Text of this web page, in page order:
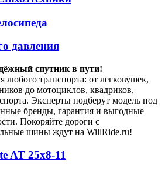
давления
спутник в пути!
транспорта: от легковушек,
до мотоциклов, квадриков,
Эксперты подберут модель под
бренды, гарантия и выгодные
Покоряйте дороги с
шины ждут на WillRide.ru!
AT 25x8-11